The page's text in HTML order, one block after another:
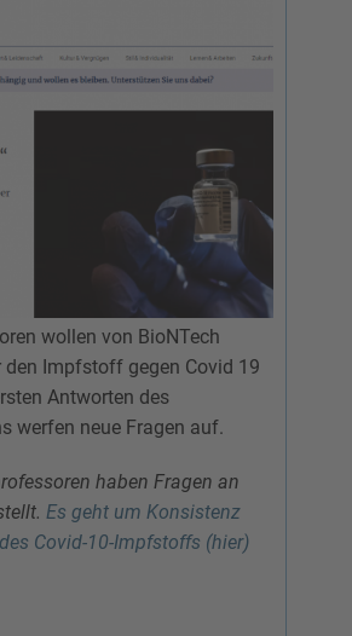
wollen von BioNTech
den Impfstoff gegen Covid 19
Antworten des
werfen neue Fragen auf.
haben Fragen an
Es geht um Konsistenz
Covid-10-Impfstoffs (hier)